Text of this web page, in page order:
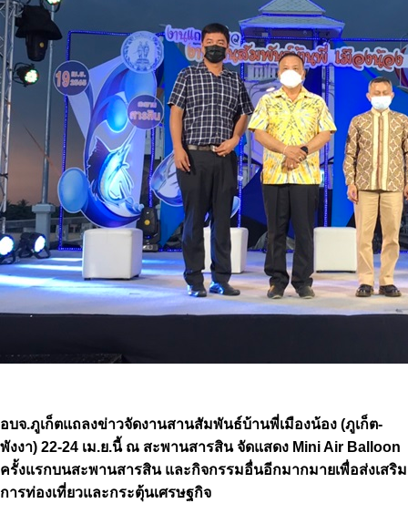
อบจ.ภูเก็ตแถลงข่าวจัดงานสานสัมพันธ์บ้านพี่เมืองน้อง (ภูเก็ต-
พังงา) 22-24 เม.ย.นี้ ณ สะพานสารสิน จัดแสดง Mini Air Balloon
ครั้งแรกบนสะพานสารสิน และกิจกรรมอื่นอีกมากมายเพื่อส่งเสริม
การท่องเที่ยวและกระตุ้นเศรษฐกิจ